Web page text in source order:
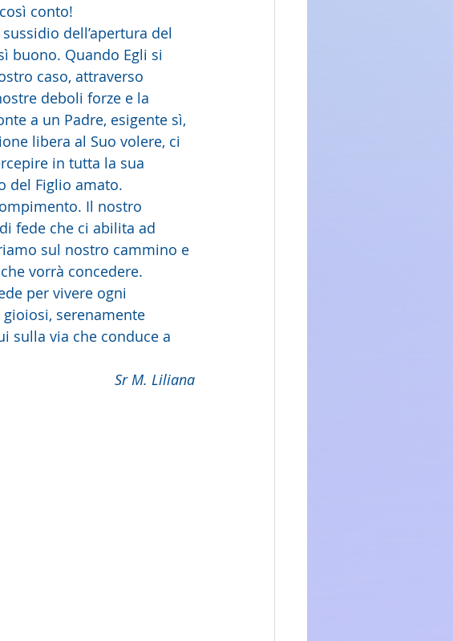
conto!
dell’apertura del
buono. Quando Egli si
caso, attraverso
deboli forze e la
a un Padre, esigente sì,
libera al Suo volere, ci
in tutta la sua
del Figlio amato.
Il nostro
fede che ci abilita ad
sul nostro cammino e
vorrà concedere.
per vivere ogni
serenamente
sulla via che conduce a
Sr M. Liliana